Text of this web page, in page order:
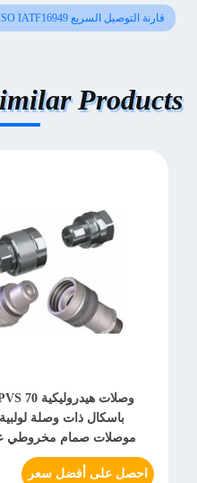
قارنة التوصيل السريع ISO IATF16949
Products
موصلات صمام مخروطي
احصل على أفضل سعر